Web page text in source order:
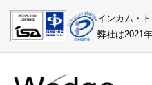
インカム・
弊社は2021